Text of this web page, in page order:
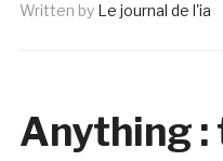
Written by Le journal de l'ia
Anything